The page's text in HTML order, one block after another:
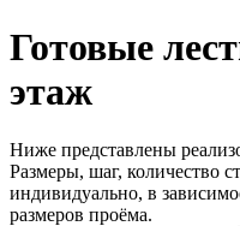
Готовые
этаж
Ниже представлены
Размеры, шаг, количество
индивидуально, в
размеров проёма.